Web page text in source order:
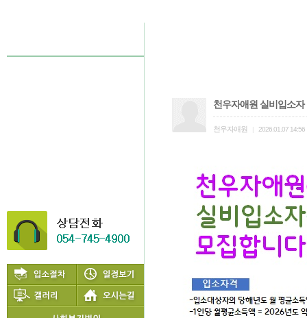
천우자애원 실비입소자
천우자애원 2026.01.07 14:56